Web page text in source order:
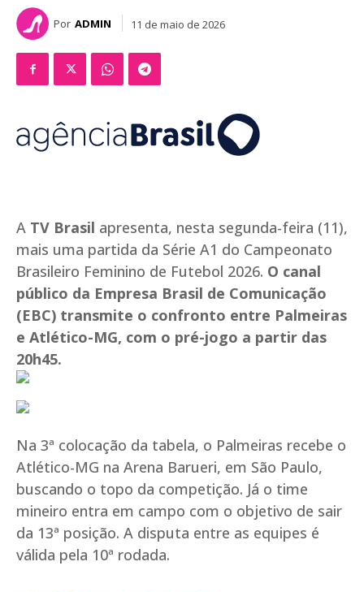
Por ADMIN 11 de maio de 2026
A TV Brasil apresenta, nesta segunda-feira (11),
mais uma partida da Série A1 do Campeonato
Brasileiro Feminino de Futebol 2026. O canal
público da Empresa Brasil de Comunicação
(EBC) transmite o confronto entre Palmeiras
e Atlético-MG, com o pré-jogo a partir das
20h45.
Na 3ª colocação da tabela, o Palmeiras recebe o
Atlético-MG na Arena Barueri, em São Paulo,
buscando o topo da competição. Já o time
mineiro entra em campo com o objetivo de sair
da 13ª posição. A disputa entre as equipes é
válida pela 10ª rodada.